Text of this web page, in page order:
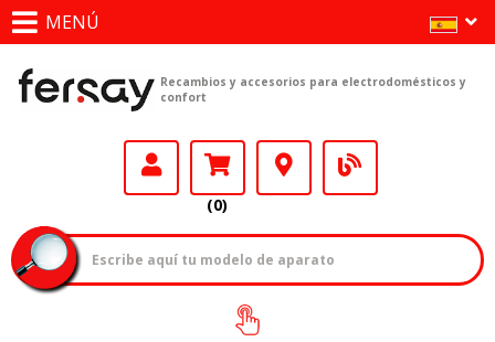
MENÚ
Recambios y accesorios para electrodomésticos y
confort
(0)
¿Cómo encontrar